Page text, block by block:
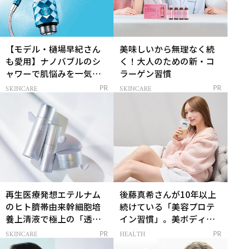
【モデル・樋場早紀さん
も愛用】ナノバブルのシ
ャワーで肌悩みを一気に
解決
SKINCARE PR
美味しいから無理なく続
く！大人のための新・コ
ラーゲン習慣
SKINCARE PR
再生医療発想エテルナム
のヒト臍帯由来幹細胞培
養上清液で極上の「透明
感ハリ肌」へ
SKINCARE PR
後藤真希さんが10年以上
続けている「美容プロテ
イン習慣」。美ボディを
支える朝ルーティンと
HEALTH PR